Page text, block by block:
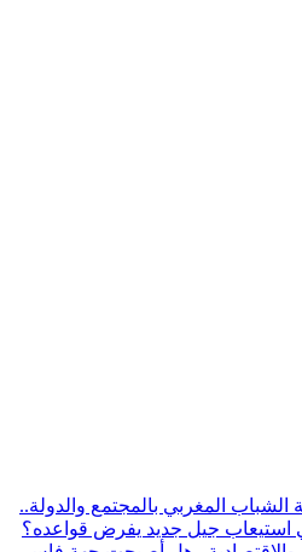
المغربي بالمجتمع والدولة..
جيل جديد يفرض قواعده؟